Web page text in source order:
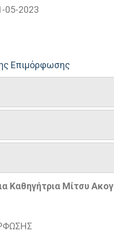
05-2023
Επιμόρφωσης
Καθηγήτρια Μίτσυ